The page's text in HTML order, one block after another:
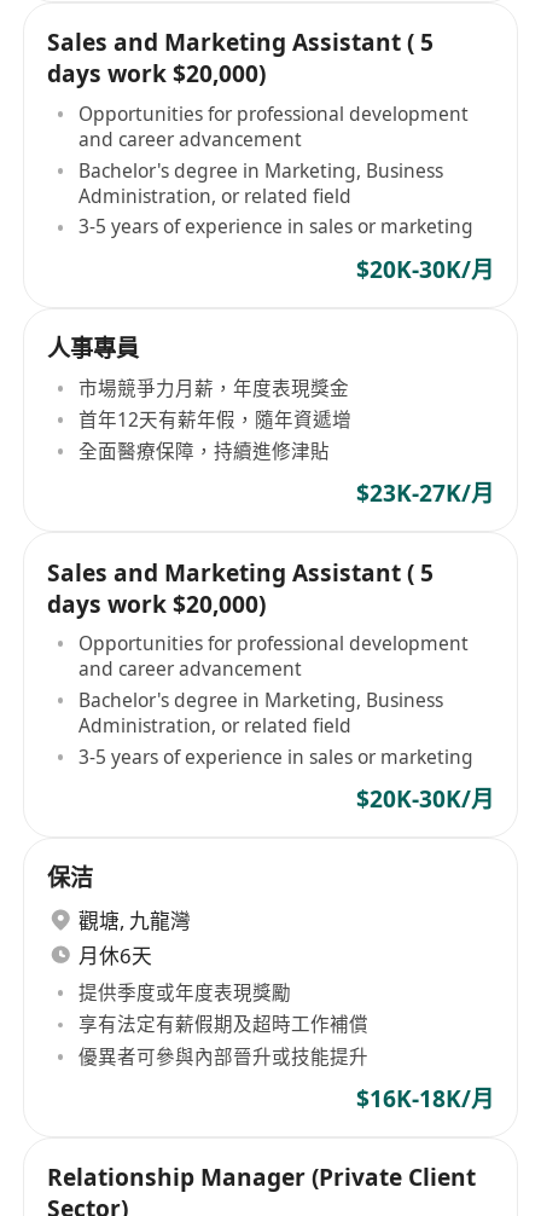
Sales and Marketing Assistant ( 5
days work $20,000)
Opportunities for professional development
and career advancement
Bachelor's degree in Marketing, Business
Administration, or related field
3-5 years of experience in sales or marketing
$20K-30K/月
人事專員
市場競爭力月薪，年度表現獎金
首年12天有薪年假，隨年資遞增
全面醫療保障，持續進修津貼
$23K-27K/月
Sales and Marketing Assistant ( 5
days work $20,000)
Opportunities for professional development
and career advancement
Bachelor's degree in Marketing, Business
Administration, or related field
3-5 years of experience in sales or marketing
$20K-30K/月
保洁
觀塘, 九龍灣
月休6天
提供季度或年度表現獎勵
享有法定有薪假期及超時工作補償
優異者可參與內部晉升或技能提升
$16K-18K/月
Relationship Manager (Private Client
Sector)